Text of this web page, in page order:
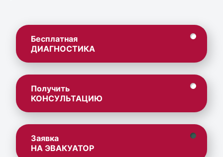
Бесплатная
ДИАГНОСТИКА
Получить
КОНСУЛЬТАЦИЮ
Заявка
НА ЭВАКУАТОР